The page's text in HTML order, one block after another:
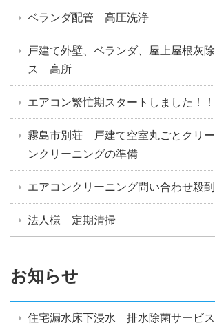
ベランダ配管 高圧洗浄
戸建て外壁、ベランダ、屋上屋根灰
ス 高所
エアコン繁忙期スタートしました！！
霧島市別荘 戸建て空室丸ごとクリ
ンクリーニングの準備
エアコンクリーニング問い合わせ殺到
法人様 定期清掃
お知らせ
住宅漏水床下浸水 排水除菌サービス